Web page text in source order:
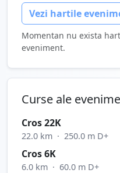
Vezi hartile
Momentan nu exista
eveniment.
Curse ale
Cros 22K
22.0 km · 250.0 m D+
Cros 6K
6.0 km · 60.0 m D+